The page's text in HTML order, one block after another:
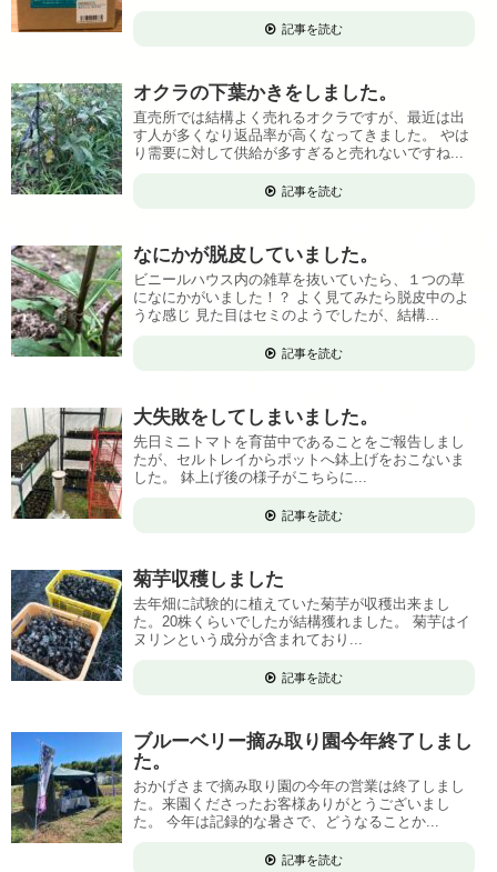
記事を読む
オクラの下葉かきをしました。
直売所では結構よく売れるオクラですが、最近は出
す人が多くなり返品率が高くなってきました。 やは
り需要に対して供給が多すぎると売れないですね...
記事を読む
なにかが脱皮していました。
ビニールハウス内の雑草を抜いていたら、１つの草
になにかがいました！？ よく見てみたら脱皮中のよ
うな感じ 見た目はセミのようでしたが、結構...
記事を読む
大失敗をしてしまいました。
先日ミニトマトを育苗中であることをご報告しまし
たが、セルトレイからポットへ鉢上げをおこないま
した。 鉢上げ後の様子がこちらに...
記事を読む
菊芋収穫しました
去年畑に試験的に植えていた菊芋が収穫出来まし
た。20株くらいでしたが結構獲れました。 菊芋はイ
ヌリンという成分が含まれており...
記事を読む
ブルーベリー摘み取り園今年終了しまし
た。
おかげさまで摘み取り園の今年の営業は終了しまし
た。来園くださったお客様ありがとうございまし
た。 今年は記録的な暑さで、どうなることか...
記事を読む